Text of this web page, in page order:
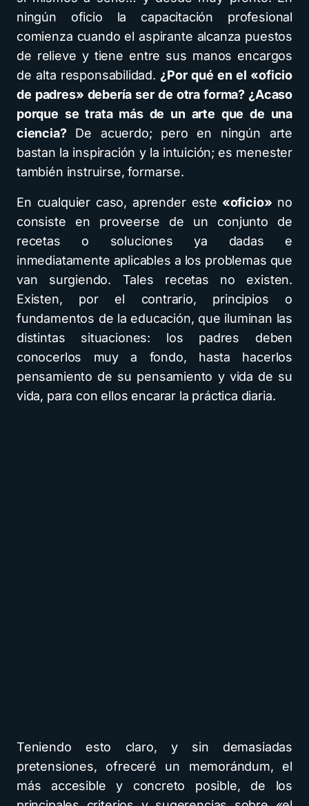
ningún oficio la capacitación profesional
comienza cuando el aspirante alcanza puestos
de relieve y tiene entre sus manos encargos
de alta responsabilidad. ¿Por qué en el «oficio
de padres» debería ser de otra forma? ¿Acaso
porque se trata más de un arte que de una
ciencia?De acuerdo; pero en ningún arte
bastan la inspiración y la intuición; es menester
también instruirse, formarse.
En cualquier caso, aprender este «oficio» no
consiste en proveerse de un conjunto de
recetas o soluciones ya dadas e
inmediatamente aplicables a los problemas que
van surgiendo. Tales recetas no existen.
Existen, por el contrario, principios o
fundamentos de la educación, que iluminan las
distintas situaciones: los padres deben
conocerlos muy a fondo, hasta hacerlos
pensamiento de su pensamiento y vida de su
vida, para con ellos encarar la práctica diaria.
Teniendo esto claro, y sin demasiadas
pretensiones, ofreceré un memorándum, el
más accesible y concreto posible, de los